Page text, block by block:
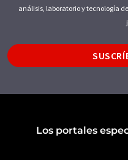
análisis, laboratorio y tecnología
Los portales